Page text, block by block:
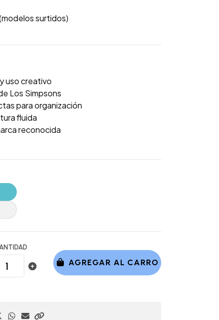
surtidos)
uso creativo
Los Simpsons
para organización
fluida
reconocida
AGREGAR AL CARRO